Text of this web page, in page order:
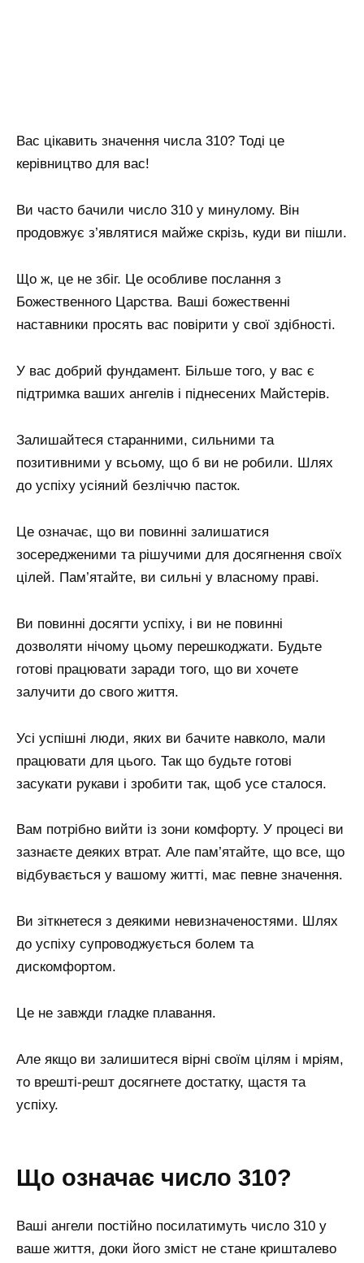
Вас цікавить значення числа 310? Тоді це
керівництво для вас!
Ви часто бачили число 310 у минулому. Він
продовжує з’являтися майже скрізь, куди ви пішли.
Що ж, це не збіг. Це особливе послання з
Божественного Царства. Ваші божественні
наставники просять вас повірити у свої здібності.
У вас добрий фундамент. Більше того, у вас є
підтримка ваших ангелів і піднесених Майстерів.
Залишайтеся старанними, сильними та
позитивними у всьому, що б ви не робили. Шлях
до успіху усіяний безліччю пасток.
Це означає, що ви повинні залишатися
зосередженими та рішучими для досягнення своїх
цілей. Пам’ятайте, ви сильні у власному праві.
Ви повинні досягти успіху, і ви не повинні
дозволяти нічому цьому перешкоджати. Будьте
готові працювати заради того, що ви хочете
залучити до свого життя.
Усі успішні люди, яких ви бачите навколо, мали
працювати для цього. Так що будьте готові
засукати рукави і зробити так, щоб усе сталося.
Вам потрібно вийти із зони комфорту. У процесі ви
зазнаєте деяких втрат. Але пам’ятайте, що все, що
відбувається у вашому житті, має певне значення.
Ви зіткнетеся з деякими невизначеностями. Шлях
до успіху супроводжується болем та
дискомфортом.
Це не завжди гладке плавання.
Але якщо ви залишитеся вірні своїм цілям і мріям,
то врешті-решт досягнете достатку, щастя та
успіху.
Що означає число 310?
Ваші ангели постійно посилатимуть число 310 у
ваше життя, доки його зміст не стане кришталево